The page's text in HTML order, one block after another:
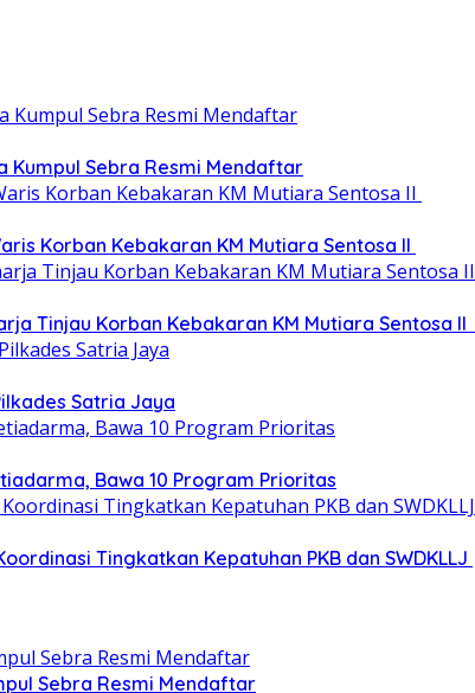
Kumpul Sebra Resmi Mendaftar
Korban Kebakaran KM Mutiara Sentosa II
Tinjau Korban Kebakaran KM Mutiara Sentosa II
Satria Jaya
Bawa 10 Program Prioritas
Tingkatkan Kepatuhan PKB dan SWDKLLJ
Sebra Resmi Mendaftar